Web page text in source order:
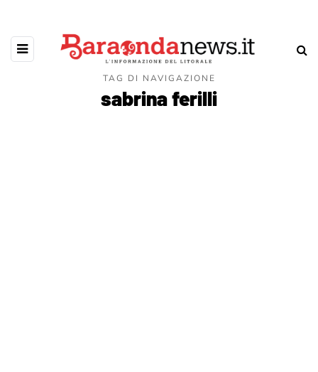
TAG DI NAVIGAZIONE
sabrina ferilli